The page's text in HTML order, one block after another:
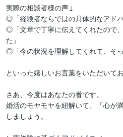
実際の相談者様の声↓
◎「経験者ならではの具体的なアド
◎「文章で丁寧に伝えてくれたので
た」
◎「今の状況を理解してくれて、そ
といった嬉しいお言葉をいただいて
さあ、今度はあなたの番です。
婚活のモヤモヤを紐解いて、「心が
しましょう。